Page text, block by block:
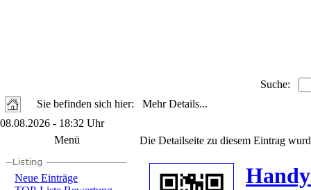
Suche:
Sie befinden sich hier: Mehr Details...
08.08.2026 - 18:32 Uhr
Menü
Neue Einträge
Die Detailseite zu diesem Eintrag